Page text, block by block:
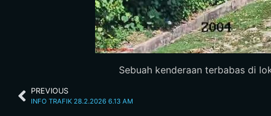
Sebuah kenderaan terbabas di
PREVIOUS
INFO TRAFIK 28.2.2026 6.13 AM